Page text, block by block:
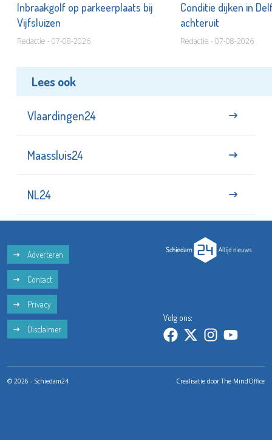
Inbraakgolf op parkeerplaats bij
Vijfsluizen
Redactie - 07-08-2026
Conditie dijken in
achteruit
Redactie - 07-08-2026
Lees ook
Vlaardingen24
Maassluis24
NL24
Adverteren
Contact
Privacy
Disclaimer
Volg ons:
© 2026 - Schiedam24 Crealisatie doorThe MindOffice